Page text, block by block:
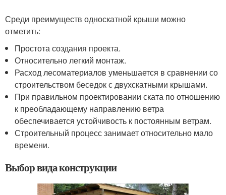
Среди преимуществ односкатной крыши можно
отметить:
Простота создания проекта.
Относительно легкий монтаж.
Расход лесоматериалов уменьшается в сравнении со
строительством беседок с двухскатными крышами.
При правильном проектировании ската по отношению
к преобладающему направлению ветра
обеспечивается устойчивость к постоянным ветрам.
Строительный процесс занимает относительно мало
времени.
Выбор вида конструкции